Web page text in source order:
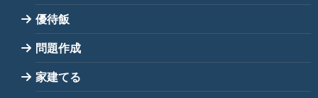
優待飯
問題作成
家建てる